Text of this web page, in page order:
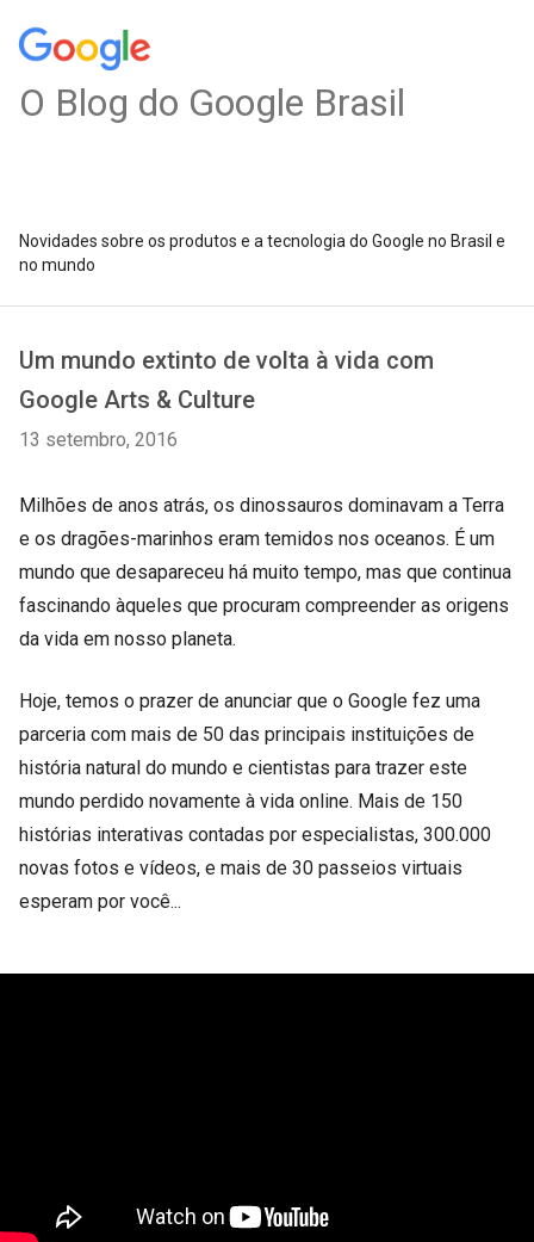
O Blog do Google Brasil
Novidades sobre os produtos e a tecnologia do Google no Brasil e
no mundo
Um mundo extinto de volta à vida com
Google Arts & Culture
13 setembro, 2016
Milhões de anos atrás, os dinossauros dominavam a Terra
e os dragões-marinhos eram temidos nos oceanos. É um
mundo que desapareceu há muito tempo, mas que continua
fascinando àqueles que procuram compreender as origens
da vida em nosso planeta.
Hoje, temos o prazer de anunciar que o Google fez uma
parceria com mais de 50 das principais instituições de
história natural do mundo e cientistas para trazer este
mundo perdido novamente à vida online. Mais de 150
histórias interativas contadas por especialistas, 300.000
novas fotos e vídeos, e mais de 30 passeios virtuais
esperam por você...